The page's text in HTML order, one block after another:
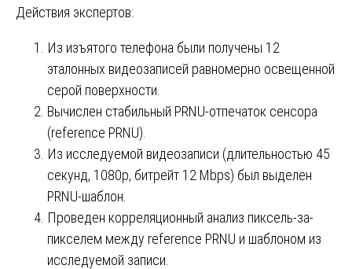
Действия экспертов:
Из изъятого телефона были получены 12
эталонных видеозаписей равномерно освещенной
серой поверхности.
Вычислен стабильный PRNU-отпечаток сенсора
(reference PRNU).
Из исследуемой видеозаписи (длительностью 45
секунд, 1080p, битрейт 12 Mbps) был выделен
PRNU-шаблон.
Проведен корреляционный анализ пиксель-за-
пикселем между reference PRNU и шаблоном из
исследуемой записи.